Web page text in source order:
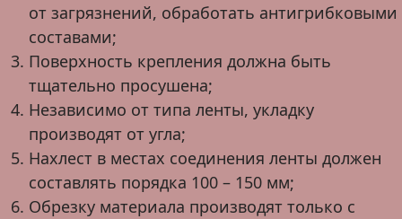
от загрязнений, обработать антигрибковыми
составами;
Поверхность крепления должна быть
тщательно просушена;
Независимо от типа ленты, укладку
производят от угла;
Нахлест в местах соединения ленты должен
составлять порядка 100 – 150 мм;
Обрезку материала производят только с